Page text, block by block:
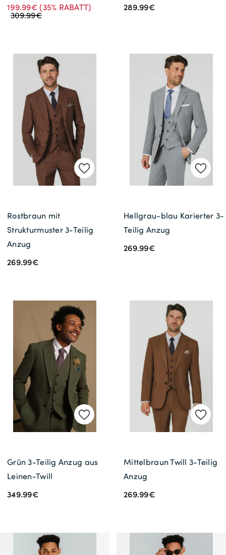
199.99€(35% RABATT)
309.99€
289.99€
Rostbraun mit
Strukturmuster 3-Teilig
Anzug
269.99€
Hellgrau-blau Karierter 3-
Teilig Anzug
269.99€
Grün 3-Teilig Anzug aus
Leinen-Twill
349.99€
Mittelbraun Twill 3-Teilig
Anzug
269.99€